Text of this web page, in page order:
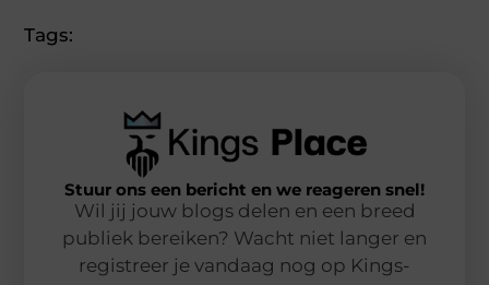
Tags:
Stuur ons een bericht en we reageren snel!
Wil jij jouw blogs delen en een breed
publiek bereiken? Wacht niet langer en
registreer je vandaag nog op Kings-